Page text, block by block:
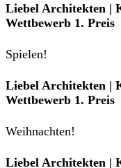
Liebel Architekten |
Wettbewerb 1. Preis
Spielen!
Liebel Architekten |
Wettbewerb 1. Preis
Weihnachten!
Liebel Architekten |